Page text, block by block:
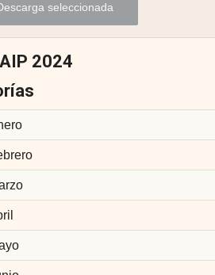
seleccionada
2024